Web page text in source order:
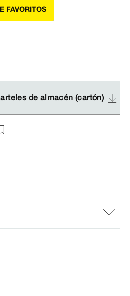
FAVORITOS
de almacén (cartón)
de almacén (cartón)